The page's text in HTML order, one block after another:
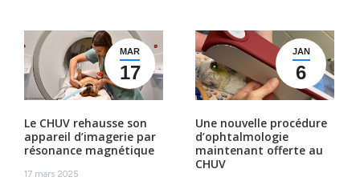
MAR
17
Le CHUV rehausse son
appareil d’imagerie par
résonance magnétique
17 mars 2025
JAN
6
Une nouvelle procédure
d’ophtalmologie
maintenant offerte au
CHUV